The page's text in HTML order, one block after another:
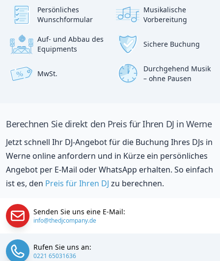
Persönliches
Wunschformular
Musikalische
Vorbereitung
Auf- und Abbau des
Equipments
Sichere Buchung
% MwSt.
Durchgehend Musik
– ohne Pausen
Berechnen Sie direkt den Preis für Ihren DJ in Werne
Jetzt schnell Ihr DJ-Angebot für die Buchung Ihres DJs in
Werne online anfordern und in Kürze ein persönliches
Angebot per E-Mail oder WhatsApp erhalten. So einfach
ist es, den Preis für Ihren DJ zu berechnen.
Senden Sie uns eine E-Mail:
info@thedjcompany.de
Rufen Sie uns an:
0221 65031636